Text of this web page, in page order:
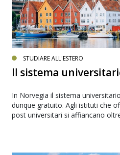
STUDIARE ALL'ESTERO
Il sistema
In Norvegia il sistema
dunque gratuito. Agli istituti che
post universitari si affiancano